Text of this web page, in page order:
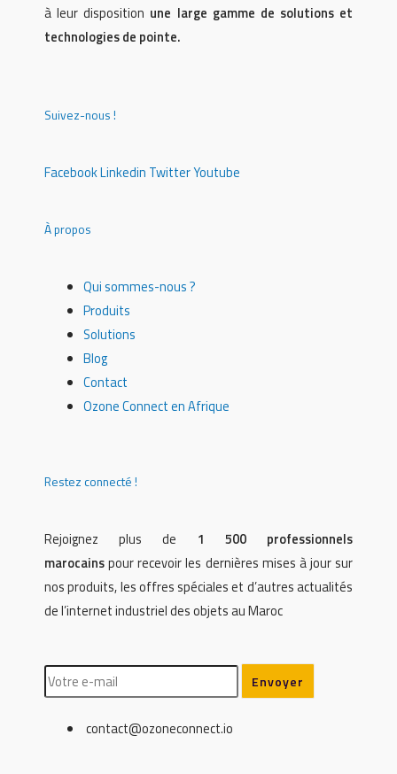
à leur disposition une large gamme de solutions et
technologies de pointe.
Suivez-nous !
FacebookLinkedin TwitterYoutube
À propos
Qui sommes-nous ?
Produits
Solutions
Blog
Contact
Ozone Connect en Afrique
Restez connecté !
Rejoignez plus de 1 500 professionnels
marocainspour recevoir les dernières mises à jour sur
nos produits, les offres spéciales et d’autres actualités
de l’internet industriel des objets au Maroc
contact@ozoneconnect.io